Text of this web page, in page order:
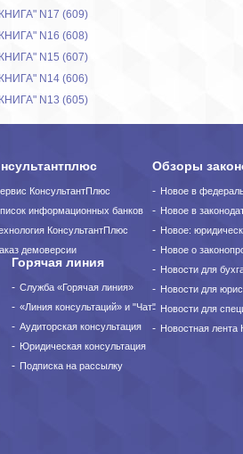
N17 (609)
N16 (608)
N15 (607)
N14 (606)
N13 (605)
КонсультантПлюс
информационных банков
КонсультантПлюс
демоверсии
Обзоры
Новое в
Новое в
Новое:
Новое о
Новости для
Новости для
Новости для
Новостная лента
Горячая линия
Служба «Горячая линия»
«Линия консультаций» и "Чат"
Аудиторская консультация
Юридическая консультация
Подписка на рассылку